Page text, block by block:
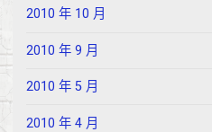
2010 年 10 月
2010 年 9 月
2010 年 5 月
2010 年 4 月